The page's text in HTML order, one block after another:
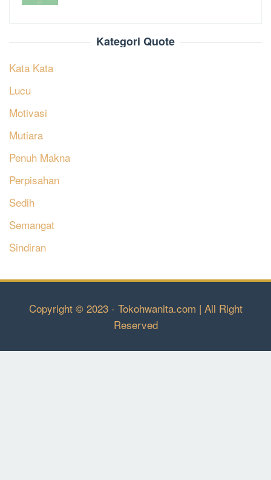
Kategori Quote
Kata Kata
Lucu
Motivasi
Mutiara
Penuh Makna
Perpisahan
Sedih
Semangat
Sindiran
Copyright © 2023 - Tokohwanita.com | All Right
Reserved